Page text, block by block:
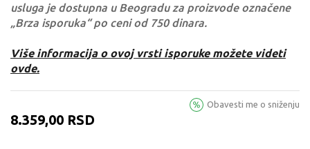
usluga je dostupna u Beogradu za proizvode označene
„Brza isporuka“ po ceni od 750 dinara.
Više informacija o ovoj vrsti isporuke možete videti
ovde.
8.359,00 RSD
Obavesti me o sniženju